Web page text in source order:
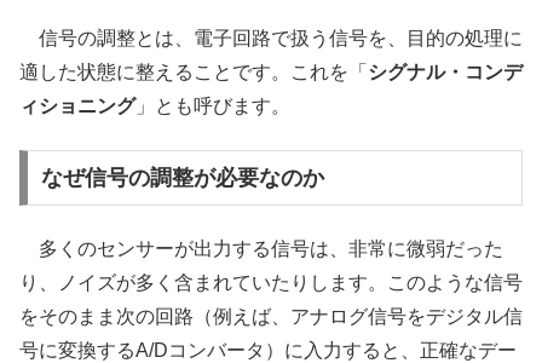
信号の調整とは、電子回路で扱う信号を、目的の処理に
適した状態に整えることです。これを「 シグナル・コンデ
ィショニング」とも呼びます。
なぜ信号の調整が必要なのか
多くのセンサーが出力する信号は、非常に微弱だった
り、ノイズが多く含まれていたりします。このような信号
をそのまま次の回路（例えば、アナログ信号をデジタル信
号に変換するA/Dコンバータ）に入力すると、正確なデー